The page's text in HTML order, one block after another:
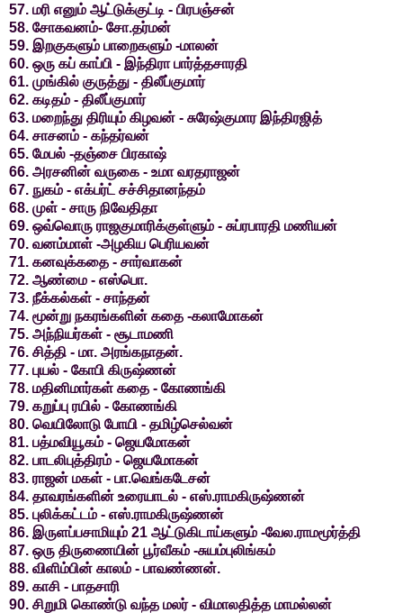
57. மரி எனும் ஆட்டுக்குட்டி - பிரபஞ்சன்
58. சோகவனம்- சோ.தர்மன்
59. இறகுகளும் பாறைகளும் -மாலன்
60. ஒரு கப் காப்பி - இந்திரா பார்த்தசாரதி
61. முங்கில் குருத்து - திலீப்குமார்
62. கடிதம் - திலீப்குமார்
63. மறைந்து திரியும் கிழவன் - சுரேஷ்குமார இந்திரஜித்
64. சாசனம் - கந்தர்வன்
65. மேபல் -தஞ்சை பிரகாஷ்
66. அரசனின் வருகை - உமா வரதராஜன்
67. நுகம் - எக்பர்ட் சச்சிதானந்தம்
68. முள் - சாரு நிவேதிதா
69. ஒவ்வொரு ராஜகுமாரிக்குள்ளும் - சுப்ரபாரதி மணியன்
70. வனம்மாள் -அழகிய பெரியவன்
71. கனவுக்கதை - சார்வாகன்
72. ஆண்மை - எஸ்பொ.
73. நீக்கல்கள் - சாந்தன்
74. மூன்று நகரங்களின் கதை -கலாமோகன்
75. அந்நியர்கள் - சூடாமணி
76. சித்தி - மா. அரங்கநாதன்.
77. புயல் - கோபி கிருஷ்ணன்
78. மதினிமார்கள் கதை - கோணங்கி
79. கறுப்பு ரயில் - கோணங்கி
80. வெயிலோடு போயி - தமிழ்செல்வன்
81. பத்மவியூகம் - ஜெயமோகன்
82. பாடலிபுத்திரம் - ஜெயமோகன்
83. ராஜன் மகள் - பா.வெங்கடேசன்
84. தாவரங்களின் உரையாடல் - எஸ்.ராமகிருஷ்ணன்
85. புலிக்கட்டம் - எஸ்.ராமகிருஷ்ணன்
86. இருளப்பசாமியும் 21 ஆட்டுகிடாய்களும் -வேல.ராமமூர்த்தி
87. ஒரு திருணையின் பூர்வீகம் -சுயம்புலிங்கம்
88. விளிம்பின் காலம் - பாவண்ணன்.
89. காசி - பாதசாரி
90. சிறுமி கொண்டு வந்த மலர் - விமாலதித்த மாமல்லன்